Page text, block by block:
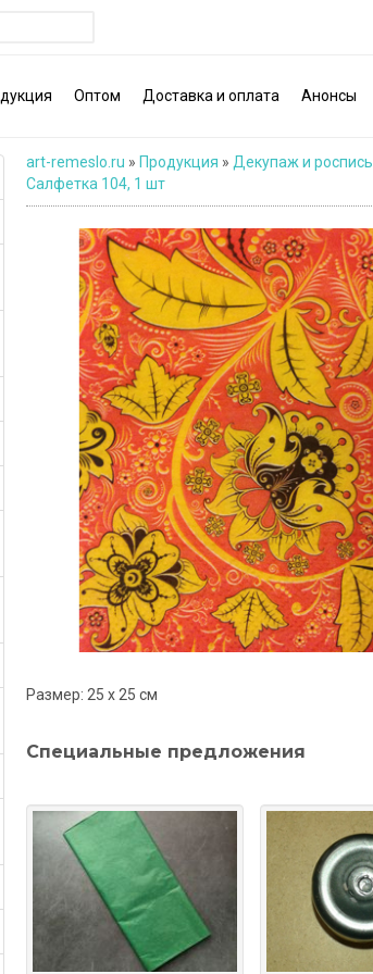
Оптом Доставка и оплата Анонсы
art-remeslo.ru » Продукция » Декупаж и роспись
Салфетка 104, 1 шт
Размер: 25 x 25 см
Специальные предложения